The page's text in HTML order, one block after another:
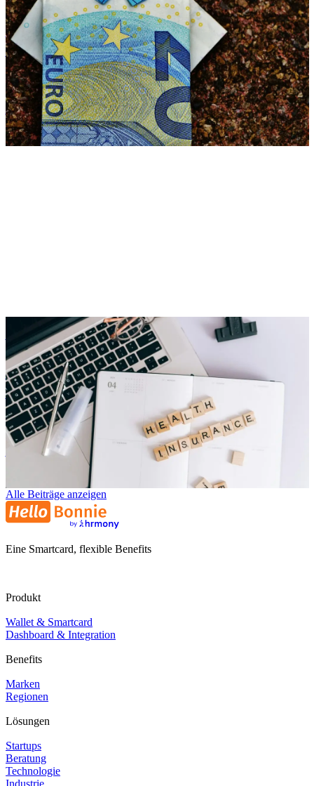
Lohnnebenkosten senken mit smarten Benefits fürs
Nettoeinkommen
ZW
Zora Wolbert
28. Juli 2025
Arbeitgeberattraktivität
Betriebliche Krankenversicherung: Moderne Benefits clever
kombiniert
Niklas Klein
Alle Beiträge anzeigen
Eine Smartcard, flexible Benefits
Produkt
Wallet & Smartcard
Dashboard & Integration
Benefits
Marken
Regionen
Lösungen
Startups
Beratung
Technologie